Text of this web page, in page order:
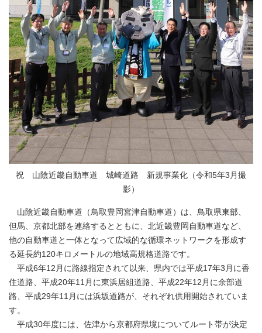
祝 山陰近畿自動車道 城崎道路 新規事業化（令和5年3月撮
影）
山陰近畿自動車道（鳥取豊岡宮津自動車道）は、鳥取県東部、
但馬、京都北部を連絡するとともに、北近畿豊岡自動車道など、
他の自動車道と一体となって広域的な循環ネットワークを形成す
る延長約120キロメートルの地域高規格道路です。
平成6年12月に路線指定されて以来、県内では平成17年3月に香
住道路、平成20年11月に東浜居組道路、平成22年12月に余部道
路、平成29年11月には浜坂道路が、それぞれ供用開始されていま
す。
平成30年度には、佐津から京都府県境についてルート帯が決定